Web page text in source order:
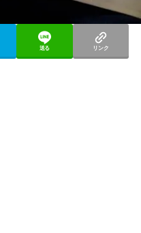
送る リンク